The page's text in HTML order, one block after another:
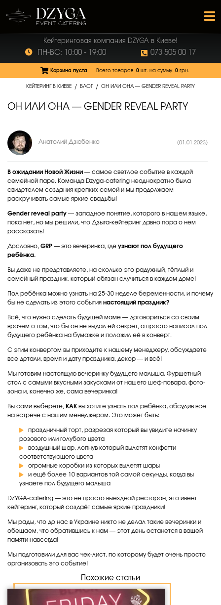
ПН-ВС: 10:00 - 19:00 073 505 00 17
Кейтеринговая компания DZYGA в Киеве!
Корзина пуста Всего товаров: 0шт. на сумму: 0грн.
КЕЙТЕРИНГ В КИЕВЕ / БЛОГ / ОН ИЛИ ОНА — GENDER REVEAL PARTY
ОН ИЛИ ОНА — GENDER REVEAL PARTY
Анатолий Дзюбенко (01.01.2023)
В ожидании Новой Жизни — самое светлое событие в каждой
семейной паре. Команда Dzyga-catering неоднократно была
свидетелем создания крепких семей и мы продолжаем
раскручивать самые яркие свадьбы!
Gender reveal party — западное понятие, которого в нашем языке,
пока нет, но мы решили, что Дзыга-кейтеринг давно пора о нем
рассказать!
Дословно, GRP — это вечеринка, где узнают пол будущего
ребёнка.
Вы даже не представляете, на сколько это радужный, тёплый и
семейный праздник, который обязан случиться в каждом доме!
Пол ребёнка можно узнать на 25-30 неделе беременности, и почему
бы не сделать из этого события настоящий праздник?
Всё, что нужно сделать будущей маме — договориться со своим
врачем о том, что бы он не выдал ей секрет, а просто написал пол
будущего ребёнка на бумажке и положил её в конверт.
С этим конвертом вы приходите к нашему менеджеру, обсуждаете
все детали, время и дату праздника, декор — и всё!
Мы готовим настоящую вечеринку будущего малыша. Фуршетный
стол с самыми вкусными закусками от нашего шеф-повара, фото-
зона и, конечно же, сама вечеринка!
Вы сами выберете, КАК вы хотите узнать пол ребёнка, обсудив все
на встрече с нашим менеджером. Это может быть:
праздничный торт, разрезая который вы увидите начинку
розового или голубого цвета
воздушный шар, лопнув который вылетят конфетти
соответствующего цвета
огромные коробки из которых вылетят шары
и ещё более 10 вариантов той самой секунды, когда вы
узнаете пол будущего малыша
DZYGA-catering — это не просто выездной ресторан, это ивент
кейтеринг, который создаёт самые яркие праздники!
Мы рады, что до нас в Украине никто не делал такие вечеринки и
обещаем, что обратившись к нам — этот день останется в вашей
памяти навсегда!
Мы подготовили для вас чек-лист, по которому будет очень просто
организовать это событие!
Похожие статьи